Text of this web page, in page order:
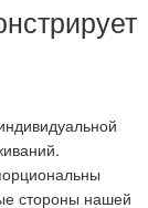
стороны нашей